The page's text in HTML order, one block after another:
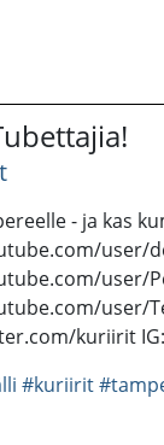
- ja kas
user/
user/
user/
kuriirit
#kuriirit